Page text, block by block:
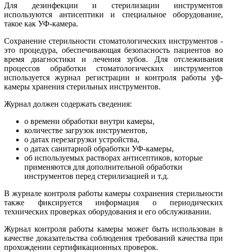
Для дезинфекции и стерилизации инструментов
используются антисептики и специальное оборудование,
такое как УФ-камера.
Сохранение стерильности стоматологических инструментов -
это процедура, обеспечивающая безопасность пациентов во
время диагностики и лечения зубов. Для отслеживания
процессов обработки стоматологических инструментов
используется журнал регистрации и контроля работы уф-
камеры хранения стерильных инструментов.
Журнал должен содержать сведения:
о времени обработки внутри камеры,
количестве загрузок инструментов,
о датах перезагрузки устройства,
о датах санитарной обработки УФ-камеры,
об используемых растворах антисептиков, которые
применяются для дополнительной обработки
инструментов перед стерилизацией и т.д.
В журнале контроля работы камеры сохранения стерильности
также фиксируется информация о периодических
технических проверках оборудования и его обслуживании.
Журнал контроля работы камеры может быть использован в
качестве доказательства соблюдения требований качества при
прохождении сертификационных проверок.